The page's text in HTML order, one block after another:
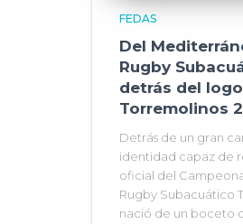
FEDAS
Del
Rugby
detrás del
Torremolinos
Detrás de un gran
identidad capaz de
oficial del
Rugby Subacuático
nació de un boceto